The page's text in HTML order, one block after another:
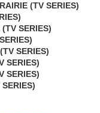
(TV SERIES)
SERIES)
SERIES)
SERIES)
SERIES)